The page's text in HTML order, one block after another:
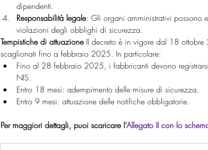
dipendenti.
Responsabilità legale: Gli organi amministrativi possono
violazioni degli obblighi di sicurezza.
Tempistiche di attuazione Il decreto è in vigore dal 18
scaglionati fino a febbraio 2025. In particolare:
Fino al 28 febbraio 2025, i fabbricanti devono
NIS.
Entro 18 mesi: adempimento delle misure di sicurezza.
Entro 9 mesi: attuazione delle notifiche obbligatorie.
Per maggiori dettagli, puoi scaricare l’Allegato II con lo